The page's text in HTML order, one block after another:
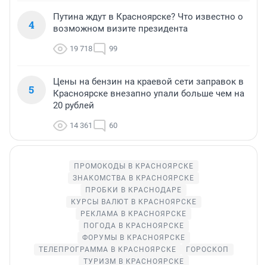
4
Путина ждут в Красноярске? Что известно о
возможном визите президента
19 718 99
5
Цены на бензин на краевой сети заправок в
Красноярске внезапно упали больше чем на
20 рублей
14 361 60
ПРОМОКОДЫ В КРАСНОЯРСКЕ
ЗНАКОМСТВА В КРАСНОЯРСКЕ
ПРОБКИ В КРАСНОДАРЕ
КУРСЫ ВАЛЮТ В КРАСНОЯРСКЕ
РЕКЛАМА В КРАСНОЯРСКЕ
ПОГОДА В КРАСНОЯРСКЕ
ФОРУМЫ В КРАСНОЯРСКЕ
ТЕЛЕПРОГРАММА В КРАСНОЯРСКЕ
ГОРОСКОП
ТУРИЗМ В КРАСНОЯРСКЕ